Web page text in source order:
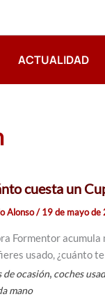
ACTUALIDAD
cuesta un
Alonso/19 de mayo de
Formentor
usado, ¿cuánto
de ocasión, coches
mano